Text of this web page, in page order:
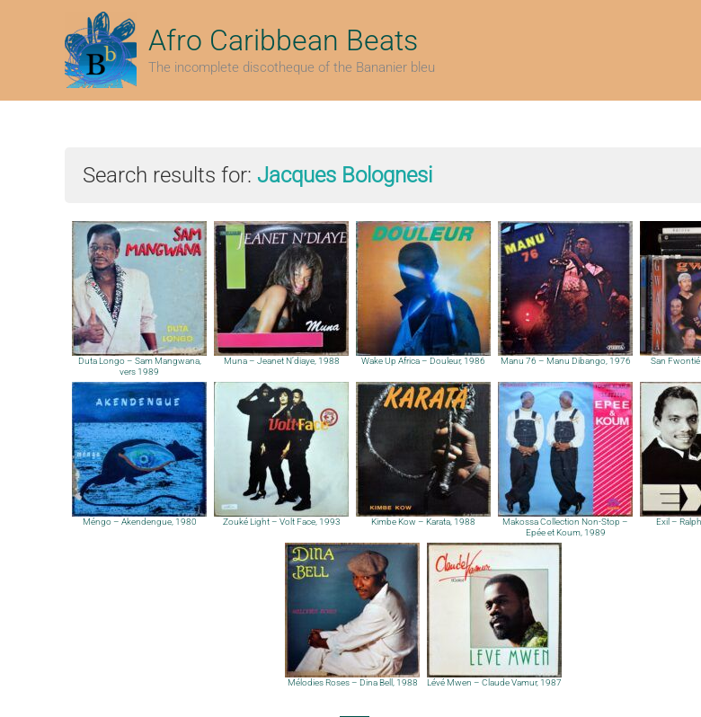
Afro Caribbean Beats
The incomplete discotheque of the Bananier bleu
Search results for: Jacques Bolognesi
Duta Longo – Sam Mangwana,
vers 1989
Muna – Jeanet N’diaye, 1988 Wake Up Africa – Douleur, 1986 Manu 76 – Manu Dibango, 1976 San
Méngo – Akendengue, 1980 Zouké Light – Volt Face, 1993 Kimbe Kow – Karata, 1988
Makossa Collection Non-Stop –
Epée et Koum, 1989
Exil –
Mélodies Roses – Dina Bell, 1988 Lévé Mwen – Claude Vamur, 1987